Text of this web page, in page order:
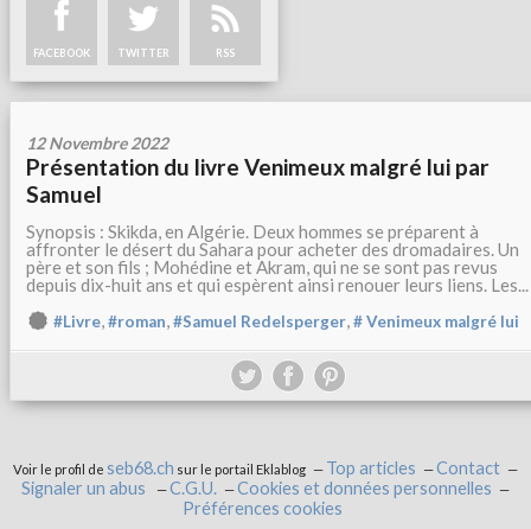
FACEBOOK TWITTER RSS
12 Novembre 2022
Présentation du livre Venimeux malgré lui par
Samuel
Synopsis : Skikda, en Algérie. Deux hommes se préparent à
affronter le désert du Sahara pour acheter des dromadaires. Un
père et son fils ; Mohédine et Akram, qui ne se sont pas revus
depuis dix-huit ans et qui espèrent ainsi renouer leurs liens. Les...
#Livre,#roman,#Samuel Redelsperger,# Venimeux malgré lui
Voir le profil de seb68.ch sur le portail Eklablog Top articles
Contact
Signaler un abus
C.G.U.
Cookies et données personnelles
Préférences cookies